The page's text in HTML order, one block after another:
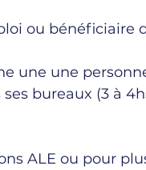
ou bénéficiaire
une une
bureaux (3 à
ALE ou pour